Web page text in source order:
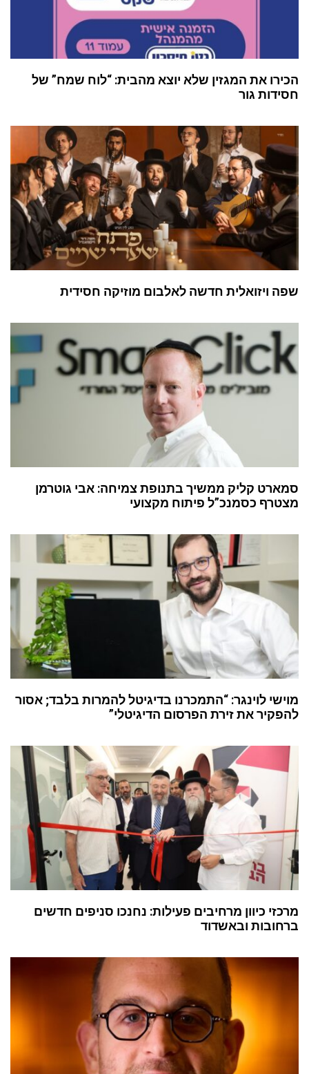
הכירו את המגזין שלא יוצא מהבית: “לוח שמח” של
חסידות גור
שפה ויזואלית חדשה לאלבום מוזיקה חסידית
סמארט קליק ממשיך בתנופת צמיחה: אבי גוטרמן
מצטרף כסמנכ”ל פיתוח מקצועי
מוישי לוינגר: “התמכרנו בדיגיטל להמרות בלבד; אסור
להפקיר את זירת הפרסום הדיגיטלי”
מרכזי כיוון מרחיבים פעילות: נחנכו סניפים חדשים
ברחובות ובאשדוד